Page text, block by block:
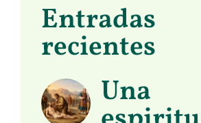
Entradas
recientes
Una